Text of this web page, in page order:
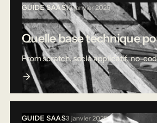
GUIDE SAAS10 janvier 2025
Quelle base technique
From scratch, socle applicatif, no-
GUIDE SAAS3 janvier 2025